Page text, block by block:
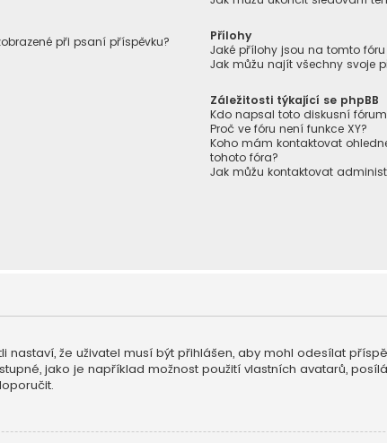
při psaní příspěvku?
Přílohy
Jaké přílohy jsou na tomto fóru
Jak můžu najít všechny svoje
Záležitosti týkající se phpBB
Kdo napsal toto diskusní
Proč ve fóru není funkce XY?
Koho mám kontaktovat
tohoto fóra?
Jak můžu kontaktovat
nastaví, že uživatel musí být přihlášen, aby mohl odesílat
jako je například možnost použití vlastních avatarů,